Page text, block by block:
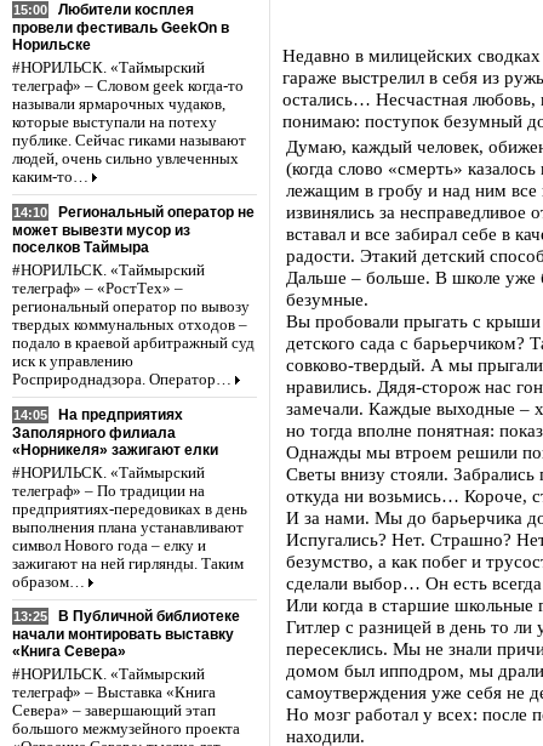
15:00
Любители косплея
провели фестиваль GeekOn в
Норильске
#НОРИЛЬСК. «Таймырский
телеграф» – Словом geek когда-то
называли ярмарочных чудаков,
которые выступали на потеху
публике. Сейчас гиками называют
людей, очень сильно увлеченных
каким-то…
14:10
Региональный оператор не
может вывезти мусор из
поселков Таймыра
#НОРИЛЬСК. «Таймырский
телеграф» – «РостТех» –
региональный оператор по вывозу
твердых коммунальных отходов –
подало в краевой арбитражный суд
иск к управлению
Росприроднадзора. Оператор…
14:05
На предприятиях
Заполярного филиала
«Норникеля» зажигают елки
#НОРИЛЬСК. «Таймырский
телеграф» – По традиции на
предприятиях-передовиках в день
выполнения плана устанавливают
символ Нового года – елку и
зажигают на ней гирлянды. Таким
образом…
13:25
В Публичной библиотеке
начали монтировать выставку
«Книга Севера»
#НОРИЛЬСК. «Таймырский
телеграф» – Выставка «Книга
Севера» – завершающий этап
большого межмузейного проекта
Недавно в милицейских
гараже выстрелил в себя из
остались… Несчастная
понимаю: поступок безумный
Думаю, каждый человек,
(когда слово «смерть»
лежащим в гробу и над ним
извинялись за
вставал и все забирал себе в
радости. Этакий детский
Дальше – больше. В школе уже
безумные.
Вы пробовали прыгать с крыши
детского сада с барьерчиком?
совково-твердый. А мы
нравились. Дядя-сторож нас
замечали. Каждые выходные –
но тогда вполне понятная:
Однажды мы втроем решили
Светы внизу стояли.
откуда ни возьмись… Короче,
И за нами. Мы до барьерчика
Испугались? Нет. Страшно?
безумство, а как побег и
сделали выбор… Он есть
Или когда в старшие школьные
Гитлер с разницей в день то
пересеклись. Мы не знали
домом был ипподром, мы
самоутверждения уже себя не
Но мозг работал у всех: после
находили.